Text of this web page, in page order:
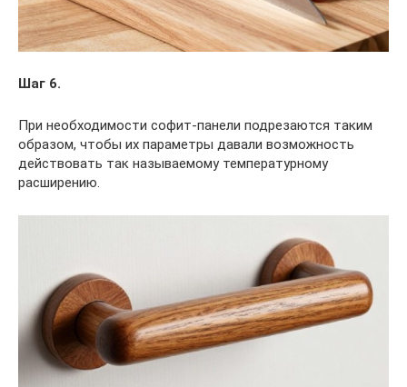
Шаг 6.
При необходимости софит-панели подрезаются таким
образом, чтобы их параметры давали возможность
действовать так называемому температурному
расширению.